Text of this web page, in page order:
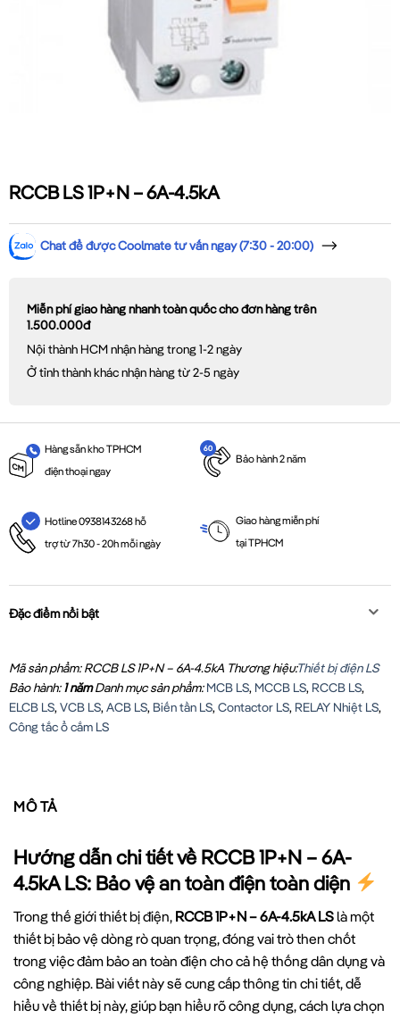
RCCB LS 1P+N – 6A-4.5kA
Chat để được Coolmate tư vấn ngay (7:30 - 20:00)
Miễn phí giao hàng nhanh toàn quốc cho đơn hàng trên
1.500.000đ
Nội thành HCM nhận hàng trong 1-2 ngày
Ở tỉnh thành khác nhận hàng từ 2-5 ngày
Hàng sẵn kho TPHCM
điện thoại ngay
Bảo hành 2 năm
Hotline 0938143268 hỗ
trợ từ 7h30 - 20h mỗi ngày
Giao hàng miễn phí
tại TPHCM
Đặc điểm nổi bật
Mã sản phẩm: RCCB LS 1P+N – 6A-4.5kA Thương hiệu:Thiết bị điện LS
Bảo hành:1 nămDanh mục sản phẩm:MCB LS, MCCB LS, RCCB LS,
ELCB LS,VCB LS,ACB LS, Biến tần LS,Contactor LS, RELAY Nhiệt LS,
Công tắc ổ cắm LS
MÔ TẢ
Hướng dẫn chi tiết về RCCB 1P+N – 6A-
4.5kA LS: Bảo vệ an toàn điện toàn diện
Trong thế giới thiết bị điện, RCCB 1P+N – 6A-4.5kA LS là một
thiết bị bảo vệ dòng rò quan trọng, đóng vai trò then chốt
trong việc đảm bảo an toàn điện cho cả hệ thống dân dụng và
công nghiệp. Bài viết này sẽ cung cấp thông tin chi tiết, dễ
hiểu về thiết bị này, giúp bạn hiểu rõ công dụng, cách lựa chọn